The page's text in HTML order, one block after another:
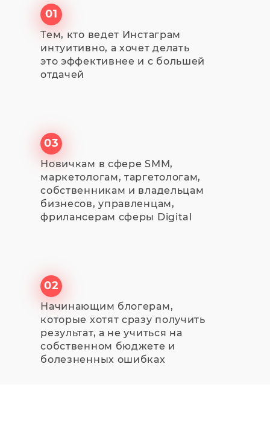
01
Тем, кто ведет Инстаграм
интуитивно, а хочет делать
это эффективнее и с большей
отдачей
03
Новичкам в сфере SMM,
маркетологам, таргетологам,
собственникам и владельцам
бизнесов, управленцам,
фрилансерам сферы Digital
02
Начинающим блогерам,
которые хотят сразу получить
результат, а не учиться на
собственном бюджете и
болезненных ошибках